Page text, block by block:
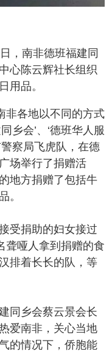
，南非德班福建同
心陈云辉社长组织
用品。
非各地以不同的方式
乡会’、‘德班华人服
察局飞虎队，在德
场举行了捐赠活
地方捐赠了包括牛
。
受捐助的妇女接过
聋哑人拿到捐赠的食
排着长长的队，等
同乡会蔡云景会长
爱南非，关心当地
的情况下，侨胞能